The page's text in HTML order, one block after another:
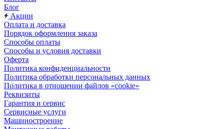
Блог
Акции
Оплата и доставка
Порядок оформления заказа
Способы оплаты
Способы и условия доставки
Оферта
Политика конфиденциальности
Политика обработки персональных данных
Политика в отношении файлов «cookie»
Реквизиты
Гарантия и сервис
Сервисные услуги
Машиностроение